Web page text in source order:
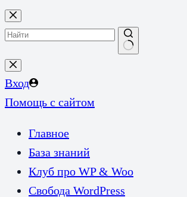
Перейти
к
Ничего
не
найдено
Вход
Помощь с сайтом
Главное
База знаний
Клуб про WP & Woo
Свобода WordPress